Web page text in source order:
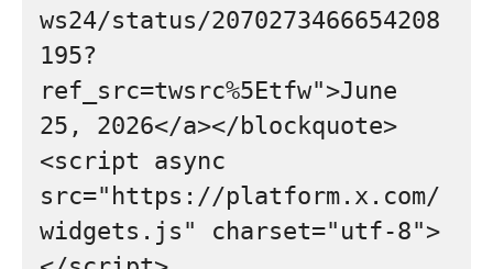
ws24/status/2070273466654208
195?
ref_src=twsrc%5Etfw">June
25, 2026</a></blockquote>
<script async
src="https://platform.x.com/
widgets.js" charset="utf-8">